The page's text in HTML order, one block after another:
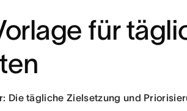
für
Die tägliche Zielsetzung und